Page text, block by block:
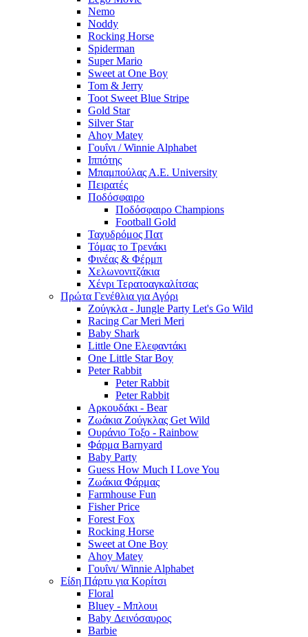
Nemo
Noddy
Rocking Horse
Spiderman
Super Mario
Sweet at One Boy
Tom & Jerry
Toot Sweet Blue Stripe
Gold Star
Silver Star
Ahoy Matey
Γουΐνι / Winnie Alphabet
Ιππότης
Μπαμπούλας Α.Ε. University
Πειρατές
Ποδόσφαιρο
Ποδόσφαιρο Champions
Football Gold
Ταχυδρόμος Πατ
Τόμας το Τρενάκι
Φινέας & Φέρμπ
Χελωνονιτζάκια
Χένρι Τερατοαγκαλίτσας
Πρώτα Γενέθλια για Αγόρι
Ζούγκλα - Jungle Party Let's Go Wild
Racing Car Meri Meri
Baby Shark
Little One Ελεφαντάκι
One Little Star Boy
Peter Rabbit
Peter Rabbit
Peter Rabbit
Αρκουδάκι - Bear
Ζωάκια Ζούγκλας Get Wild
Ουράνιο Τοξο - Rainbow
Φάρμα Barnyard
Baby Party
Guess How Much I Love You
Ζωάκια Φάρμας
Farmhouse Fun
Fisher Price
Forest Fox
Rocking Horse
Sweet at One Boy
Ahoy Matey
Γουΐνι/ Winnie Alphabet
Είδη Πάρτυ για Κορίτσι
Floral
Bluey - Μπλουι
Baby Δεινόσαυρος
Barbie